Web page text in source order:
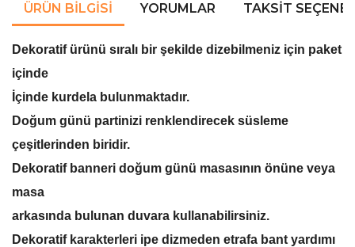
ÜRÜN BILGISI YORUMLAR TAKSIT
Dekoratif ürünü sıralı bir şekilde dizebilmeniz için paket
içinde
İçinde kurdela bulunmaktadır.
Doğum günü partinizi renklendirecek süsleme
çeşitlerinden biridir.
Dekoratif banneri doğum günü masasının önüne veya
masa
arkasında bulunan duvara kullanabilirsiniz.
Dekoratif karakterleri ipe dizmeden etrafa bant yardımı